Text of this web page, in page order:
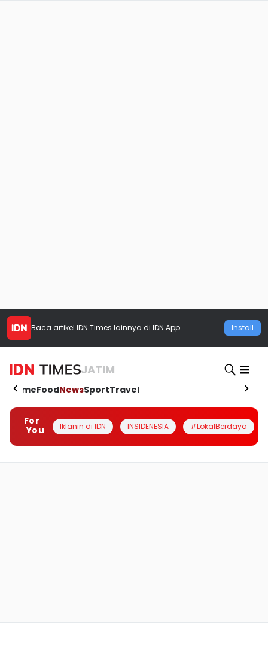
Baca artikel IDN Times lainnya di IDN App Install
JATIM
HomeFoodNewsSportTravel
For
You
Iklanin di IDN INSIDENESIA #LokalBerdaya